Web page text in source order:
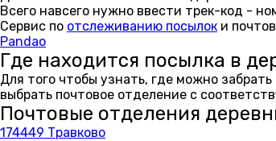
Всего навсего нужно ввести трек-код -
Сервис по отслеживанию посылок и
Pandao
Где находится посылка в
Для того чтобы узнать, где можно
выбрать почтовое отделение с
Почтовые отделения
174449 Травково